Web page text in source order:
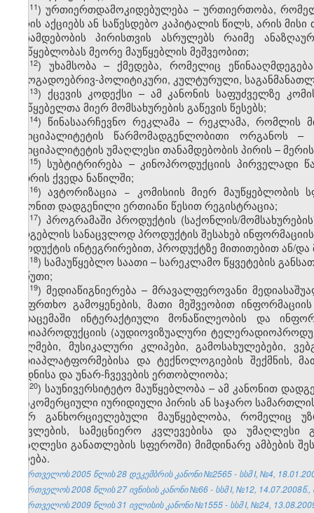
​11) ურთიერთდამოკიდებულება – ურთიერთობა,
პირის აქციებს ან საწესდებო კაპიტალის წილს, არის
თანამდებობის პირისთვის ასრულებს რაიმე
მაუწყებლობას მეორე მაუწყებლის მეშვეობით;
​12) უხამსობა – ქმედება, რომელიც
საზოგადოებრივ-პოლიტიკური, კულტურული,
​13) ქცევის კოდექსი – ამ კანონის საფუძველზე
მაუწყებელთა მიერ მომსახურების გაწევის წესებს;
​14) წინასაარჩევნო რეკლამა – რეკლამა, რომლის
მუნიციპალიტეტის წარმომადგენლობითი ორგანოს
მუნიციპალიტეტის უმაღლესი თანამდებობის პირის –
​15) სუბტიტრირება – კინოპროდუქციის პირველადი
კადრის ქვედა ნაწილში;
​16) ავტორიზაცია − კომისიის მიერ მაუწყებლობის
კანონით დადგენილი ერთიანი წესით რეგისტრაცია;
​17) პროგრამაში პროდუქტის (საქონლის/
სარგებლის სანაცვლოდ პროდუქტის შესახებ
პროდუქტის ინტეგრირებით, პროდუქტზე მითითებით ან/
​18) სამაუწყებლო საათი – სარეკლამო წყვეტების
60 წუთი;
​19) მედიაწიგნიერება – მრავალფეროვანი
უსაფრთხო გამოყენების, მათი მეშვეობით
გადაცემაში ინტერაქტიული მონაწილეობის და
მედიაპროდუქციის (აუდიოვიზუალური
ფილმები, მუსიკალური კლიპები, გამოსახულებები,
მედიაპლატფორმებისა და ტექნოლოგიების შექმნის,
ცოდნისა და უნარ-ჩვევების ერთობლიობა;
​20) საუნივერსიტეტო მაუწყებლობა – ამ კანონით
არაკომერციული იურიდიული პირის ან საჯარო
მიერ განხორციელებული მაუწყებლობა, რომელიც
სწავლების, სამეცნიერო კვლევებისა და უმაღლესი
(უმაღლესი განათლების სფეროში) მიმდინარე ამბების
მიღება.
საქართველოს 2005 წლის 28 დეკემბრის კანონი №2565 - სსმ I, №4,
საქართველოს 2008 წლის 27 ივნისის კანონი №66 - სსმ I, №12, 14.07.2008წ.,
საქართველოს 2009 წლის 31 ივლისის კანონი №1555 - სსმ I, №24,